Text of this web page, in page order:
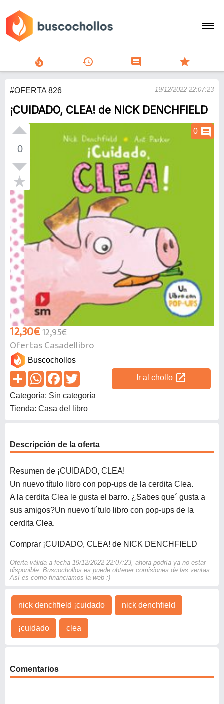
search
person
add
local_fire_department history comment star
#OFERTA 826 19/12/2022 22:07:23
¡CUIDADO, CLEA! de NICK DENCHFIELD
0
0 comment
12,30€12,95€
Ofertas Casadellibro
Buscochollos
Ir al chollo open_in_new
Categoría: Sin categoría
Tienda: Casa del libro
Descripción de la oferta
Resumen de ¡CUIDADO, CLEA!
Un nuevo título libro con pop-ups de la cerdita Clea.
A la cerdita Clea le gusta el barro. ¿Sabes que´ gusta a
sus amigos?Un nuevo ti´tulo libro con pop-ups de la
cerdita Clea.
Comprar ¡CUIDADO, CLEA! de NICK DENCHFIELD
Oferta válida a fecha 19/12/2022 22:07:23, ahora podría ya no estar
disponible. Buscochollos.es puede obtener comisiones de las ventas.
Así es como financiamos la web :)
nick denchfield ¡cuidado nick denchfield
¡cuidado clea
Comentarios